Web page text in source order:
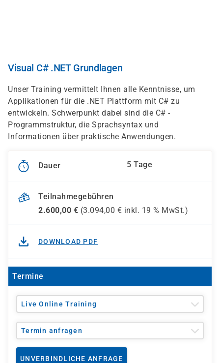
Visual C# .NET Grundlagen
Unser Training vermittelt Ihnen alle Kenntnisse, um
Applikationen für die .NET Plattform mit C# zu
entwickeln. Schwerpunkt dabei sind die C# -
Programmstruktur, die Sprachsyntax und
Informationen über praktische Anwendungen.
Dauer 5 Tage
Teilnahmegebühren
2.600,00 € (3.094,00 € inkl. 19 % MwSt.)
DOWNLOAD PDF
Termine
Live Online Training
Termin anfragen
UNVERBINDLICHE ANFRAGE